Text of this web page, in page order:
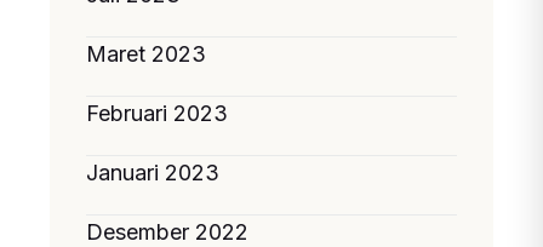
Maret 2023
Februari 2023
Januari 2023
Desember 2022